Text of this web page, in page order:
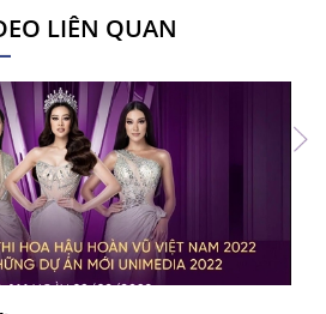
LIÊN QUAN